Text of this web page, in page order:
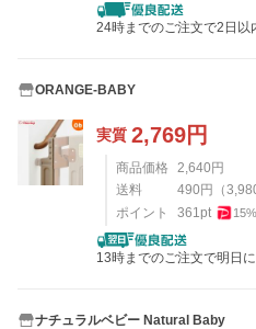
24時までのご注文で2日以
ORANGE-BABY
実質 2,769円
商品価格 2,640円
送料
490円 （
ポイント
361 pt 15%
13時までのご注文で明日
ナチュラルベビー Natural Baby